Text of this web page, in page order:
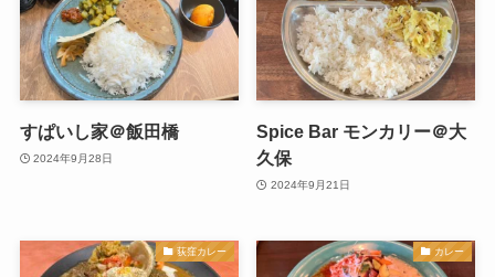
すぱいし家＠飯田橋
2024年9月28日
Spice Bar モンカリー＠大
久保
2024年9月21日
荻窪カレー カレー